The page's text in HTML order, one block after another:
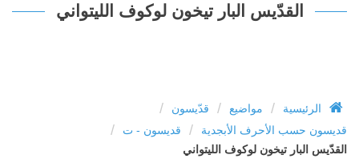
القدّيس البار تيخون لوكوف الليتواني
الرئيسية / مواضيع / قدّيسون /
قديسون حسب الأحرف الأبجدية / قديسون - ت /
القدّيس البار تيخون لوكوف الليتواني